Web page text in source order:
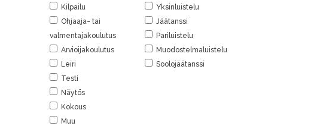
Kilpailu
Ohjaaja- tai
valmentajakoulutus
Arvioijakoulutus
Leiri
Testi
Näytös
Kokous
Muu
Yksinluistelu
Jäätanssi
Pariluistelu
Muodostelmaluistelu
Soolojäätanssi